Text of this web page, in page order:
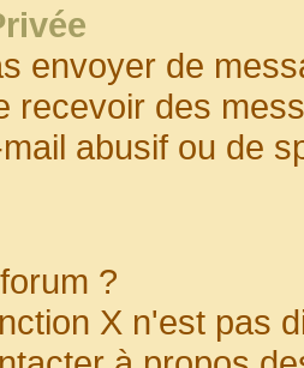
envoyer de
recevoir des
abusif ou de
?
X n'est pas